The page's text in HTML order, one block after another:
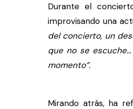
Durante el
improvisando una
del concierto, un
que no se
momento”.
Mirando atrás, ha